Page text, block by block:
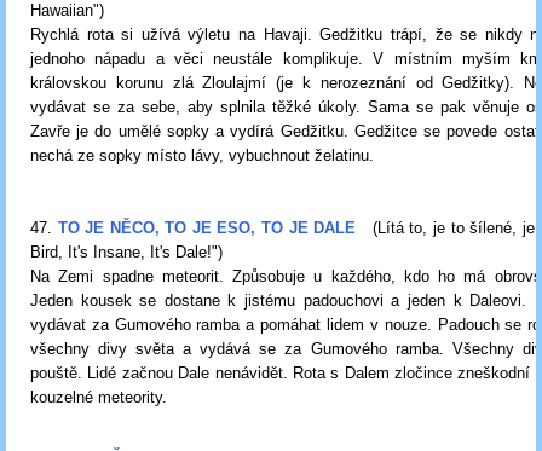
Hawaiian")
Rychlá rota si užívá výletu na Havaji. Gedžitku trápí, že se nikdy
jednoho nápadu a věci neustále komplikuje. V místním myším
královskou korunu zlá Zloulajmí (je k nerozeznání od Gedžitky).
vydávat se za sebe, aby splnila těžké úkoly. Sama se pak věnuje
Zavře je do umělé sopky a vydírá Gedžitku. Gedžitce se povede
nechá ze sopky místo lávy, vybuchnout želatinu.
47. TO JE NĚCO, TO JE ESO, TO JE DALE (Lítá to, je to šílené, je
Bird, It's Insane, It's Dale!")
Na Zemi spadne meteorit. Způsobuje u každého, kdo ho má
Jeden kousek se dostane k jistému padouchovi a jeden k Daleovi.
vydávat za Gumového ramba a pomáhat lidem v nouze. Padouch se
všechny divy světa a vydává se za Gumového ramba. Všechny
pouště. Lidé začnou Dale nenávidět. Rota s Dalem zločince zneškodní
kouzelné meteority.